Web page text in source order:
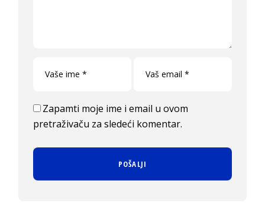
Zapamti moje ime i email u ovom
pretraživaču za sledeći komentar.